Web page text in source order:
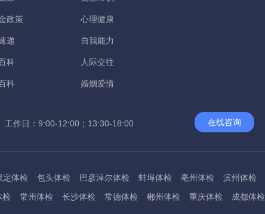
政策
递
科
科
心理健康
自我能力
人际交往
婚姻爱情
工作日：9:00-12:00；13:30-18:00 在线咨询
定体检 包头体检 巴彦淖尔体检 蚌埠体检 亳州体检 滨州体检
检 常州体检 长沙体检 常德体检 郴州体检 重庆体检 成都体检